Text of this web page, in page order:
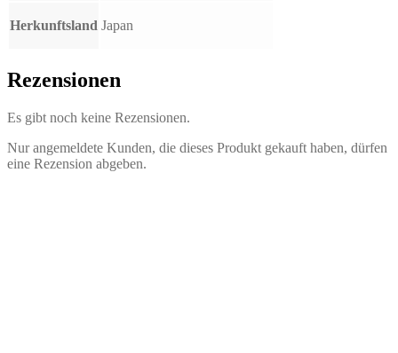
Herkunftsland Japan
Rezensionen
Es gibt noch keine Rezensionen.
Nur angemeldete Kunden, die dieses Produkt gekauft haben, dürfen
eine Rezension abgeben.